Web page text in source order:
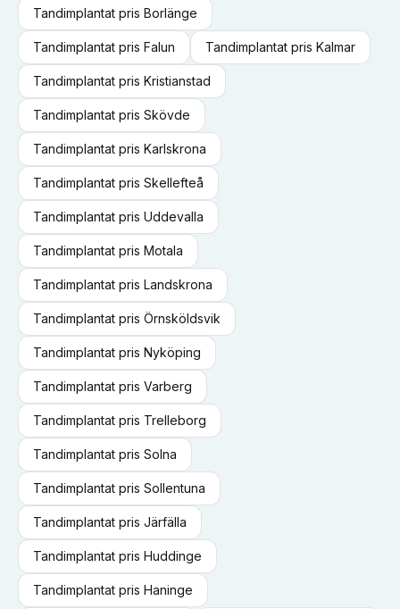
Tandimplantat pris Borlänge
Tandimplantat pris Falun Tandimplantat pris Kalmar
Tandimplantat pris Kristianstad
Tandimplantat pris Skövde
Tandimplantat pris Karlskrona
Tandimplantat pris Skellefteå
Tandimplantat pris Uddevalla
Tandimplantat pris Motala
Tandimplantat pris Landskrona
Tandimplantat pris Örnsköldsvik
Tandimplantat pris Nyköping
Tandimplantat pris Varberg
Tandimplantat pris Trelleborg
Tandimplantat pris Solna
Tandimplantat pris Sollentuna
Tandimplantat pris Järfälla
Tandimplantat pris Huddinge
Tandimplantat pris Haninge